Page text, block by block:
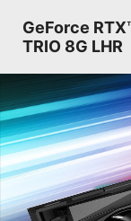
GeForce
TRIO 8G LHR